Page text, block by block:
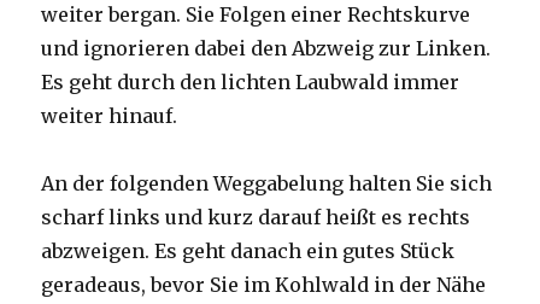
weiter bergan. Sie Folgen einer Rechtskurve
und ignorieren dabei den Abzweig zur Linken.
Es geht durch den lichten Laubwald immer
weiter hinauf.
An der folgenden Weggabelung halten Sie sich
scharf links und kurz darauf heißt es rechts
abzweigen. Es geht danach ein gutes Stück
geradeaus, bevor Sie im Kohlwald in der Nähe